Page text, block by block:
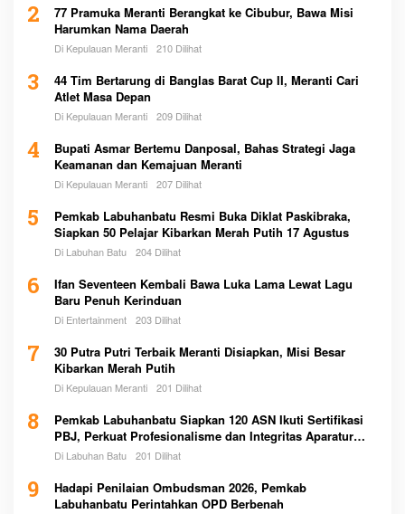
2
77 Pramuka Meranti Berangkat ke Cibubur, Bawa Misi
Harumkan Nama Daerah
Di Kepulauan Meranti 210 Dilihat
3
44 Tim Bertarung di Banglas Barat Cup II, Meranti Cari
Atlet Masa Depan
Di Kepulauan Meranti 209 Dilihat
4
Bupati Asmar Bertemu Danposal, Bahas Strategi Jaga
Keamanan dan Kemajuan Meranti
Di Kepulauan Meranti 207 Dilihat
5
Pemkab Labuhanbatu Resmi Buka Diklat Paskibraka,
Siapkan 50 Pelajar Kibarkan Merah Putih 17 Agustus
Di Labuhan Batu 204 Dilihat
6
Ifan Seventeen Kembali Bawa Luka Lama Lewat Lagu
Baru Penuh Kerinduan
Di Entertainment 203 Dilihat
7
30 Putra Putri Terbaik Meranti Disiapkan, Misi Besar
Kibarkan Merah Putih
Di Kepulauan Meranti 201 Dilihat
8
Pemkab Labuhanbatu Siapkan 120 ASN Ikuti Sertifikasi
PBJ, Perkuat Profesionalisme dan Integritas Aparatur
Pemerintah
Di Labuhan Batu 201 Dilihat
9
Hadapi Penilaian Ombudsman 2026, Pemkab
Labuhanbatu Perintahkan OPD Berbenah